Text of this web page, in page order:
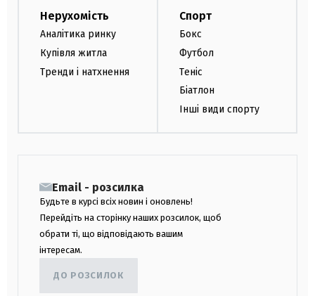
Нерухомість
Аналітика ринку
Купівля житла
Тренди і натхнення
Спорт
Бокс
Футбол
Теніс
Біатлон
Інші види спорту
Email - розсилка
Будьте в курсі всіх новин і оновлень!
Перейдіть на сторінку наших розсилок, щоб
обрати ті, що відповідають вашим
інтересам.
ДО РОЗСИЛОК